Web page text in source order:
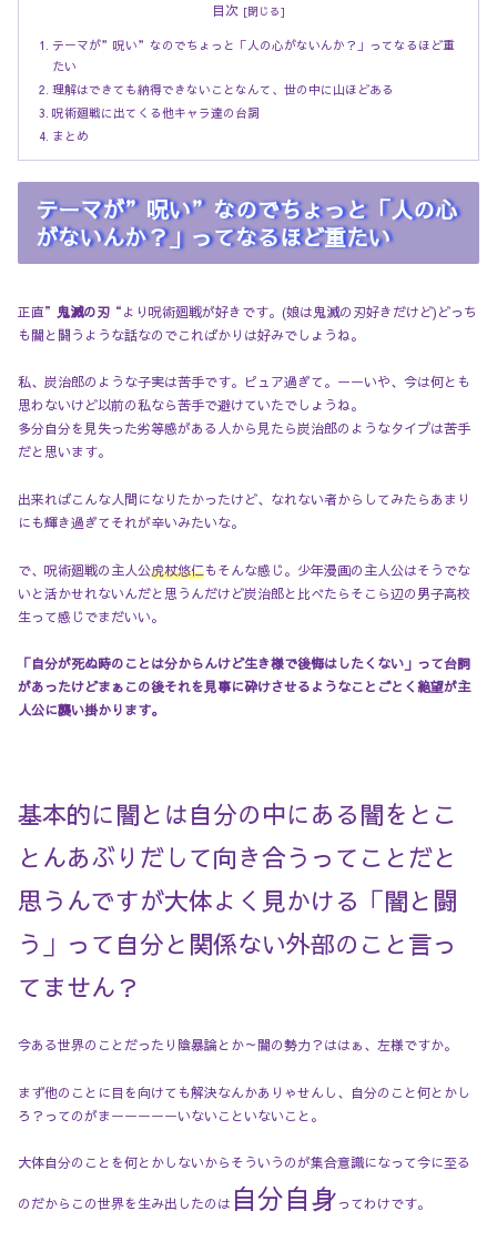
目次
テーマが”呪い”なのでちょっと「人の心がないんか？」ってなるほど重
たい
理解はできても納得できないことなんて、世の中に山ほどある
呪術廻戦に出てくる他キャラ達の台詞
まとめ
テーマが”呪い”なのでちょっと「人の心
がないんか？」ってなるほど重たい
正直” 鬼滅の刃 “より呪術廻戦が好きです。(娘は鬼滅の刃好きだけど)どっち
も闇と闘うような話なのでこればかりは好みでしょうね。
私、炭治郎のような子実は苦手です。ピュア過ぎて。ーーいや、今は何とも
思わないけど以前の私なら苦手で避けていたでしょうね。
多分自分を見失った劣等感がある人から見たら炭治郎のようなタイプは苦手
だと思います。
出来ればこんな人間になりたかったけど、なれない者からしてみたらあまり
にも輝き過ぎてそれが辛いみたいな。
で、呪術廻戦の主人公虎杖悠仁もそんな感じ。少年漫画の主人公はそうでな
いと活かせれないんだと思うんだけど炭治郎と比べたらそこら辺の男子高校
生って感じでまだいい。
「自分が死ぬ時のことは分からんけど生き様で後悔はしたくない」って台詞
があったけどまぁこの後それを見事に砕けさせるようなことごとく絶望が主
人公に襲い掛かります。
基本的に闇とは自分の中にある闇をとこ
とんあぶりだして向き合うってことだと
思うんですが大体よく見かける「闇と闘
う」って自分と関係ない外部のこと言っ
てません？
今ある世界のことだったり陰暴論とか～闇の勢力？ははぁ、左様ですか。
まず他のことに目を向けても解決なんかありゃせんし、自分のこと何とかし
ろ？ってのがまーーーーーいないこといないこと。
大体自分のことを何とかしないからそういうのが集合意識になって今に至る
のだからこの世界を生み出したのは 自分自身ってわけです。